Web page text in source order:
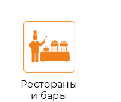
Рестораны
и бары